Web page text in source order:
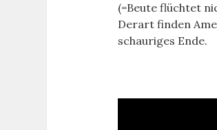
(=Beute flüchtet
Derart finden
schauriges Ende.